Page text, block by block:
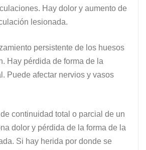
Hay dolor y aumento de
lesionada.
persistente de los huesos
Hay pérdida de forma de la
Puede afectar nervios y vasos
continuidad total o parcial de un
dolor y pérdida de la forma de la
Si hay herida por donde se